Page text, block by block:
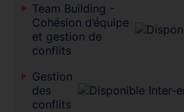
Team Building -
Cohésion d’équipe
et gestion de
conflits
Gestion
des
conflits